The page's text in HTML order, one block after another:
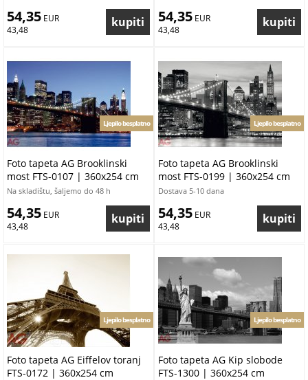
54,35 EUR
43,48
54,35 EUR
43,48
Foto tapeta AG Brooklinski
most FTS-0107 | 360x254 cm
Ljepilo besplatno
Na skladištu, šaljemo do 48 h
54,35 EUR
43,48
Foto tapeta AG Brooklinski
most FTS-0199 | 360x254 cm
Ljepilo besplatno
Dostava 5-10 dana
54,35 EUR
43,48
Foto tapeta AG Eiffelov toranj
FTS-0172 | 360x254 cm
Ljepilo besplatno
Foto tapeta AG Kip slobode
FTS-1300 | 360x254 cm
Ljepilo besplatno